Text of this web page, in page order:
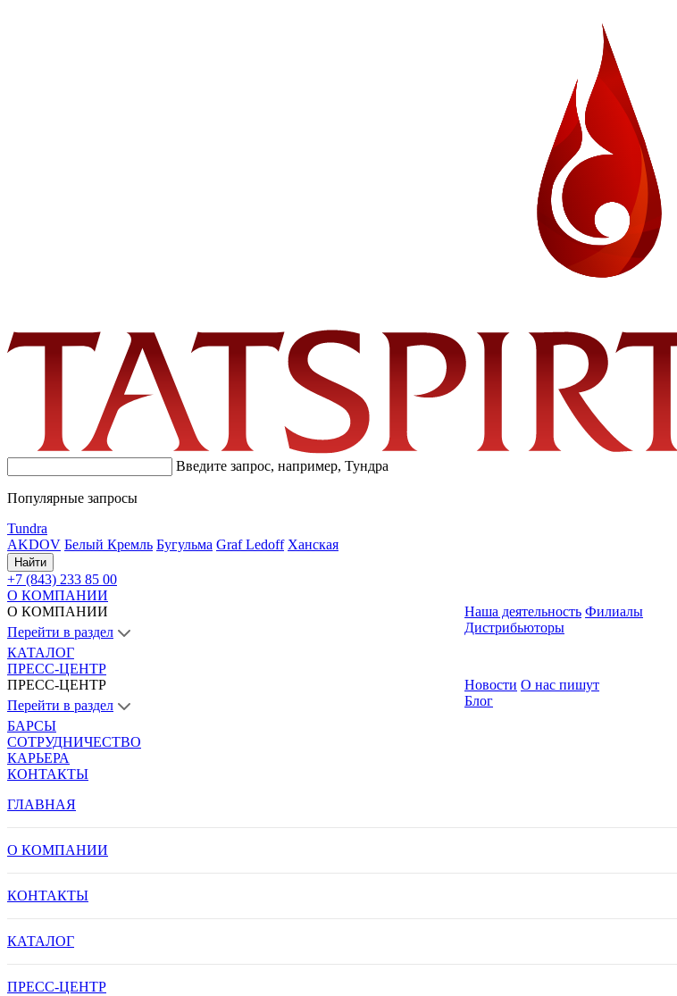
Введите запрос, например, Тундра
Популярные запросы
Tundra
AKDOV Белый Кремль Бугульма Graf Ledoff Ханская
Найти
+7 (843) 233 85 00
О КОМПАНИИ
О КОМПАНИИ
Перейти в раздел
Наша деятельность Филиалы
Дистрибьюторы
КАТАЛОГ
ПРЕСС-ЦЕНТР
ПРЕСС-ЦЕНТР
Перейти в раздел
Новости О нас пишут
Блог
БАРСЫ
СОТРУДНИЧЕСТВО
КАРЬЕРА
КОНТАКТЫ
ГЛАВНАЯ
О КОМПАНИИ
КОНТАКТЫ
КАТАЛОГ
ПРЕСС-ЦЕНТР